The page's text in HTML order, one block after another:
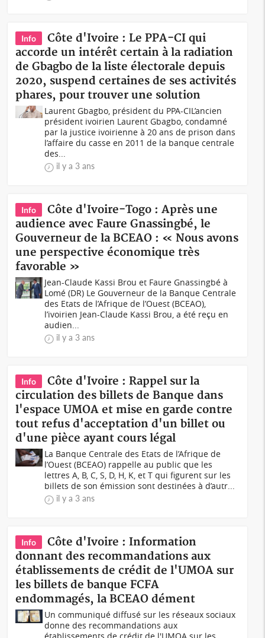
Info
Côte d'Ivoire : Le PPA-CI qui
accorde un intérêt certain à la radiation
de Gbagbo de la liste électorale depuis
2020, suspend certaines de ses activités
phares, pour trouver une solution
Laurent Gbagbo, président du PPA-CIL’ancien
président ivoirien Laurent Gbagbo, condamné
par la justice ivoirienne à 20 ans de prison dans
l’affaire du casse en 2011 de la banque centrale
des...
il y a 3 ans
Info
Côte d'Ivoire-Togo : Après une
audience avec Faure Gnassingbé, le
Gouverneur de la BCEAO : « Nous avons
une perspective économique très
favorable »
Jean-Claude Kassi Brou et Faure Gnassingbé à
Lomé (DR) Le Gouverneur de la Banque Centrale
des Etats de l’Afrique de l’Ouest (BCEAO),
l’ivoirien Jean-Claude Kassi Brou, a été reçu en
audien...
il y a 3 ans
Info
Côte d'Ivoire : Rappel sur la
circulation des billets de Banque dans
l'espace UMOA et mise en garde contre
tout refus d'acceptation d'un billet ou
d'une pièce ayant cours légal
La Banque Centrale des Etats de l’Afrique de
l’Ouest (BCEAO) rappelle au public que les
lettres A, B, C, S, D, H, K, et T qui figurent sur les
billets de son émission sont destinées à d’autr...
il y a 3 ans
Info
Côte d'Ivoire : Information
donnant des recommandations aux
établissements de crédit de l'UMOA sur
les billets de banque FCFA
endommagés, la BCEAO dément
Un communiqué diffusé sur les réseaux sociaux
donne des recommandations aux